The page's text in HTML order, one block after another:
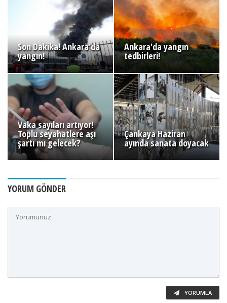
Son Dakika! Ankara'da
yangın!
Ankara'da yangın
tedbirleri!
Vaka sayıları artıyor!
Toplu seyahatlere aşı
şartı mı gelecek?
Çankaya Haziran
ayında sanata doyacak
YORUM GÖNDER
YORUMLA